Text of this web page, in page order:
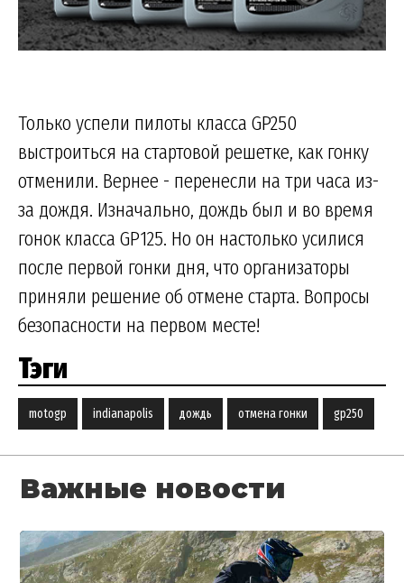
Только успели пилоты класса GP250
выстроиться на стартовой решетке, как гонку
отменили. Вернее - перенесли на три часа из-
за дождя. Изначально, дождь был и во время
гонок класса GP125. Но он настолько усилися
после первой гонки дня, что организаторы
приняли решение об отмене старта. Вопросы
безопасности на первом месте!
Тэги
motogp indianapolis дождь отмена гонки gp250
Важные новости